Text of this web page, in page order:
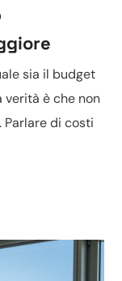
sia il budget
verità è che non
Parlare di costi